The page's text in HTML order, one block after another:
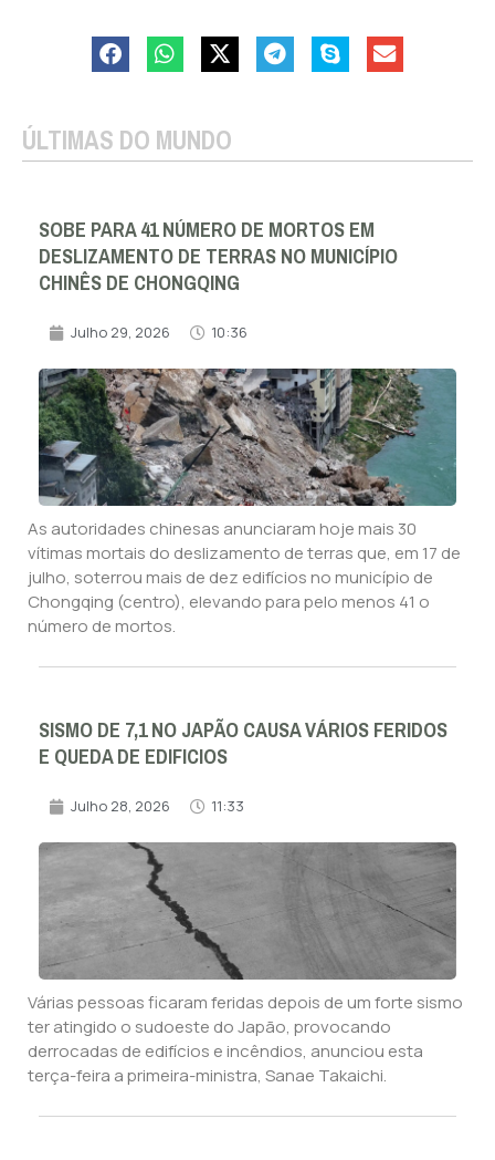
ÚLTIMAS DO MUNDO
SOBE PARA 41 NÚMERO DE MORTOS EM
DESLIZAMENTO DE TERRAS NO MUNICÍPIO
CHINÊS DE CHONGQING
Julho 29, 2026 10:36
As autoridades chinesas anunciaram hoje mais 30
vítimas mortais do deslizamento de terras que, em 17 de
julho, soterrou mais de dez edifícios no município de
Chongqing (centro), elevando para pelo menos 41 o
número de mortos.
SISMO DE 7,1 NO JAPÃO CAUSA VÁRIOS FERIDOS
E QUEDA DE EDIFICIOS
Julho 28, 2026 11:33
Várias pessoas ficaram feridas depois de um forte sismo
ter atingido o sudoeste do Japão, provocando
derrocadas de edifícios e incêndios, anunciou esta
terça-feira a primeira-ministra, Sanae Takaichi.